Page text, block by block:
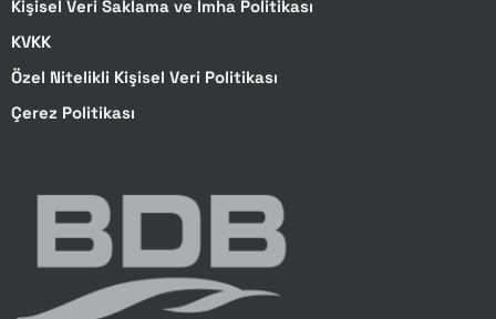
Kişisel Veri Saklama ve İmha Politikası
KVKK
Özel Nitelikli Kişisel Veri Politikası
Çerez Politikası